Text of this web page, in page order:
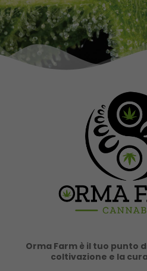
Orma Farm è il tuo punto
coltivazione e la